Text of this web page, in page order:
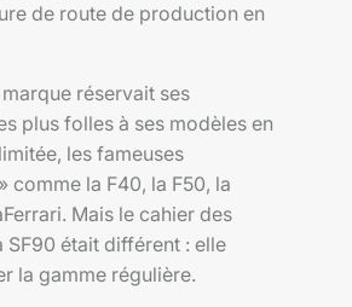
de route de production en
réservait ses
plus folles à ses modèles en
les fameuses
comme la F40, la F50, la
Mais le cahier des
SF90 était différent : elle
la gamme régulière.